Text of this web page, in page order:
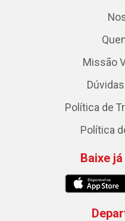
Missão
Política de
Política
Baixe